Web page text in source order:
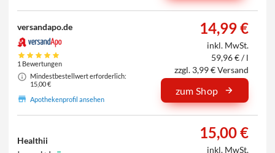
versandapo.de
1 Bewertungen
Mindestbestellwert erforderlich:
15,00 €
Apothekenprofil ansehen
14,99 €
inkl. MwSt.
59,96 € / l
zzgl. 3,99 € Versand
zum Shop
Healthii 15,00 €
inkl. MwSt.